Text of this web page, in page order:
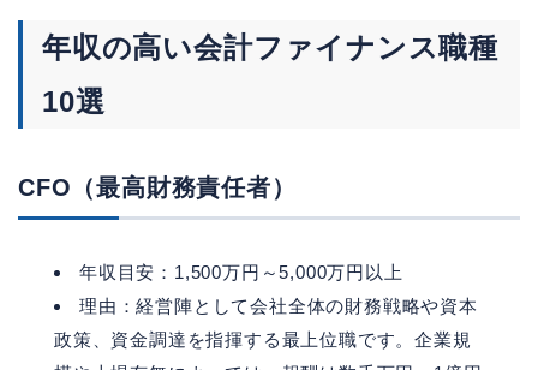
年収の高い会計ファイナンス職種
10選
CFO（最高財務責任者）
年収目安：1,500万円～5,000万円以上
理由：経営陣として会社全体の財務戦略や資本
政策、資金調達を指揮する最上位職です。企業規